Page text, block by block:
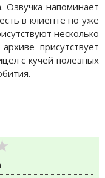
Озвучка напоминает
в клиенте но уже
несколько
присутствует
с кучей полезных